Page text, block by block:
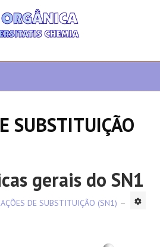
SUBSTITUIÇÃO
gerais do SN1
DE SUBSTITUIÇÃO (SN1)